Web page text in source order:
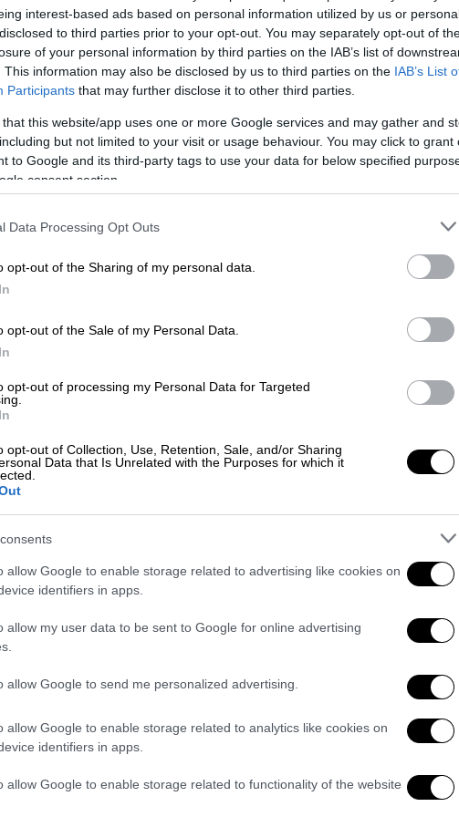
interest-based ads based on personal information utilized by us or
to third parties prior to your opt-out. You may separately opt-out of
of your personal information by third parties on the IAB’s list of
This information may also be disclosed by us to third parties on the IAB’s List
Participants that may further disclose it to other third parties.
that this website/app uses one or more Google services and may gather and
but not limited to your visit or usage behaviour. You may click to grant
to Google and its third-party tags to use your data for below specified
consent section.
Data Processing Opt Outs
opt-out of the Sharing of my personal data.
opt-out of the Sale of my Personal Data.
opt-out of processing my Personal Data for Targeted
opt-out of Collection, Use, Retention, Sale, and/or Sharing
Data that Is Unrelated with the Purposes for which it
allow Google to enable storage related to advertising like cookies on
identifiers in apps.
allow my user data to be sent to Google for online advertising
allow Google to send me personalized advertising.
allow Google to enable storage related to analytics like cookies on
identifiers in apps.
allow Google to enable storage related to functionality of the website
το ΕΘΝΟΣ στη Google
Ρίσι Σουνάκκαι η υπουργός
τα ξίφη τους στην
της Βρετανίας που θα διεξαχθεί στις
θα διαδεχθεί τον
ψήφους ενώ ηΛιζ Τρας113. ΗΠένι
γύρο με 105 ψήφους.
λέει ότι είναι «ο μόνος υποψήφιος»
στιςεπόμενες εκλογές
επίσης ένα μήνυμα με το οποίο
σε κάθε υποψήφιο που έθεσε
από αυτούς έχει συνεισφέρει πάρα πολύ
ζωή. Είμαι ενθουσιασμένη που τώρα θα
τους φόρους, θα αναπτύξει την οικονομία